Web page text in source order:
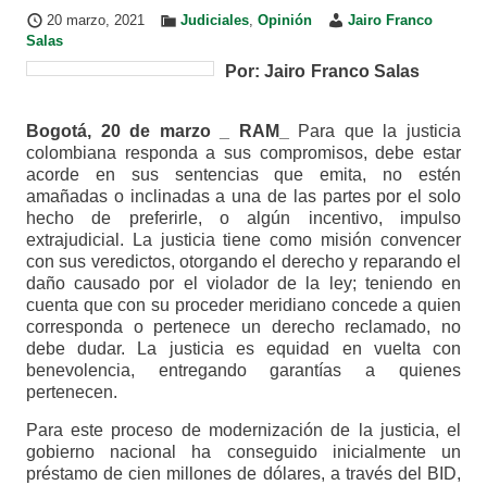
20 marzo, 2021 Judiciales, Opinión
Jairo Franco
Salas
Por: Jairo Franco Salas
Bogotá, 20 de marzo _ RAM_
Para que la justicia
colombiana responda a sus compromisos, debe estar
acorde en sus sentencias que emita, no estén
amañadas o inclinadas a una de las partes por el solo
hecho de preferirle, o algún incentivo, impulso
extrajudicial. La justicia tiene como misión convencer
con sus veredictos, otorgando el derecho y reparando el
daño causado por el violador de la ley; teniendo en
cuenta que con su proceder meridiano concede a quien
corresponda o pertenece un derecho reclamado, no
debe dudar. La justicia es equidad en vuelta con
benevolencia, entregando garantías a quienes
pertenecen.
Para este proceso de modernización de la justicia, el
gobierno nacional ha conseguido inicialmente un
préstamo de cien millones de dólares, a través del BID,